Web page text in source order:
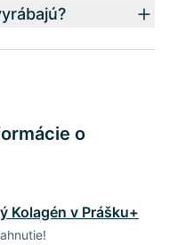
o
Kolagén v Prášku+